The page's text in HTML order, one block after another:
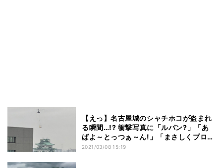
【えっ】名古屋城のシャチホコが盗まれ
る瞬間…!? 衝撃写真に「ルパン?」「あ
ばよ～とっつぁ～ん!」「まさしくプロの
犯行」とツイッター騒然 - その真相とは
2021/03/08 15:19